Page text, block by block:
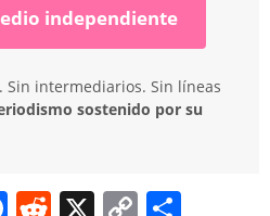
independiente
Sin intermediarios. Sin líneas
sostenido por su